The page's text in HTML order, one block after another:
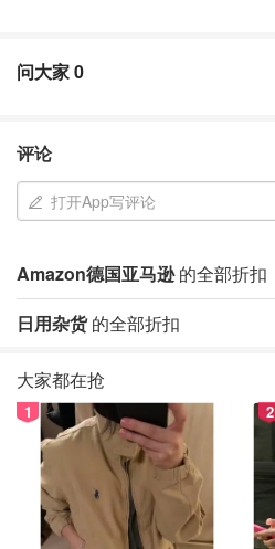
问大家0
评论
打开App写评论
Amazon德国亚马逊的全部折扣
日用杂货的全部折扣
大家都在抢
1 2